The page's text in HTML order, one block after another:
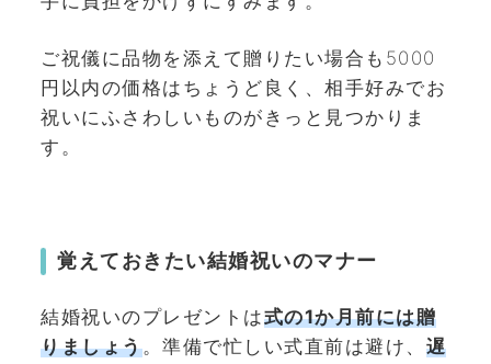
ご祝儀に品物を添えて贈りたい場合も5000
円以内の価格はちょうど良く、相手好みでお
祝いにふさわしいものがきっと見つかりま
す。
覚えておきたい結婚祝いのマナー
結婚祝いのプレゼントは式の1か月前には贈
りましょう。準備で忙しい式直前は避け、 遅